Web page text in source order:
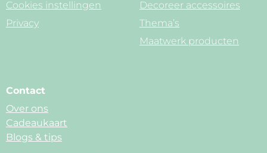
Cookies instellingen
Privacy
Decoreer accessoires
Thema’s
Maatwerk producten
Contact
Over ons
Cadeaukaart
Blogs & tips